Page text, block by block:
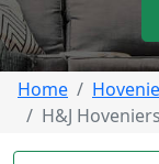
Home
H&J Hoveniers